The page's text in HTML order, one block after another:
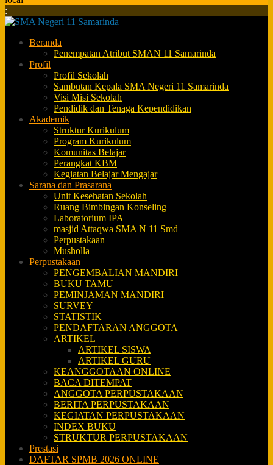
:
Beranda
Penempatan Atribut SMAN 11 Samarinda
Profil
Profil Sekolah
Sambutan Kepala SMA Negeri 11 Samarinda
Visi Misi Sekolah
Pendidik dan Tenaga Kependidikan
Akademik
Struktur Kurikulum
Program Kurikulum
Komunitas Belajar
Perangkat KBM
Kegiatan Belajar Mengajar
Sarana dan Prasarana
Unit Kesehatan Sekolah
Ruang Bimbingan Konseling
Laboratorium IPA
masjid Attaqwa SMA N 11 Smd
Perpustakaan
Musholla
Perpustakaan
PENGEMBALIAN MANDIRI
BUKU TAMU
PEMINJAMAN MANDIRI
SURVEY
STATISTIK
PENDAFTARAN ANGGOTA
ARTIKEL
ARTIKEL SISWA
ARTIKEL GURU
KEANGGOTAAN ONLINE
BACA DITEMPAT
ANGGOTA PERPUSTAKAAN
BERITA PERPUSTAKAAN
KEGIATAN PERPUSTAKAAN
INDEX BUKU
STRUKTUR PERPUSTAKAAN
Prestasi
DAFTAR SPMB 2026 ONLINE